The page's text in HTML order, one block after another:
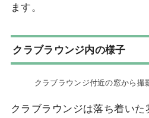
ます。
クラブラウンジ内の様子
クラブラウンジ付近の窓から撮
クラブラウンジは落ち着いた